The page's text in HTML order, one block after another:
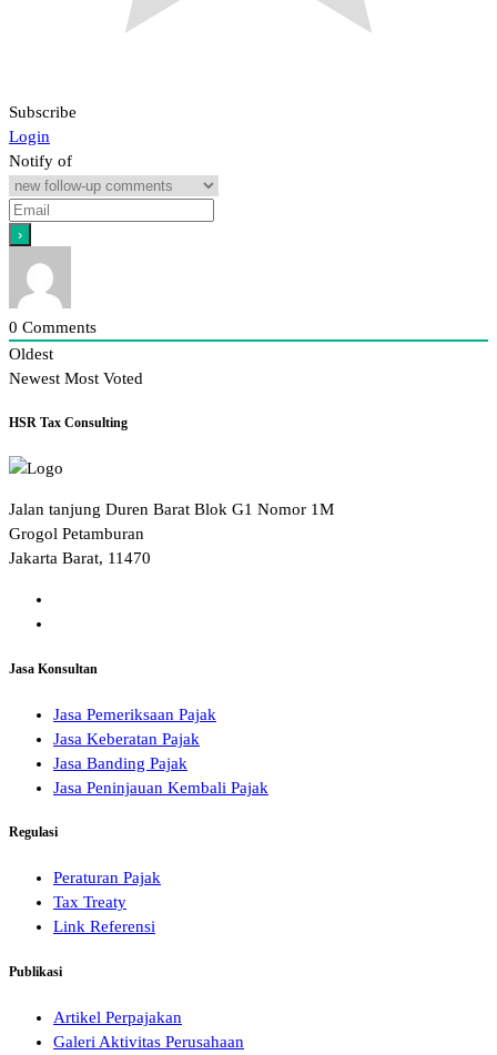
Subscribe
Login
Notify of
0 Comments
Oldest
Newest Most Voted
HSR Tax Consulting
Jalan tanjung Duren Barat Blok G1 Nomor 1M
Grogol Petamburan
Jakarta Barat, 11470
Jasa Konsultan
Jasa Pemeriksaan Pajak
Jasa Keberatan Pajak
Jasa Banding Pajak
Jasa Peninjauan Kembali Pajak
Regulasi
Peraturan Pajak
Tax Treaty
Link Referensi
Publikasi
Artikel Perpajakan
Galeri Aktivitas Perusahaan